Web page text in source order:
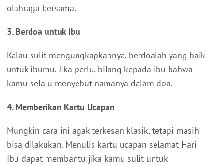
olahraga bersama.
3. Berdoa untuk Ibu
Kalau sulit mengungkapkannya, berdoalah yang baik
untuk ibumu. Jika perlu, bilang kepada ibu bahwa
kamu selalu menyebut namanya dalam doa.
4. Memberikan Kartu Ucapan
Mungkin cara ini agak terkesan klasik, tetapi masih
bisa dilakukan. Menulis kartu ucapan selamat Hari
Ibu dapat membantu jika kamu sulit untuk